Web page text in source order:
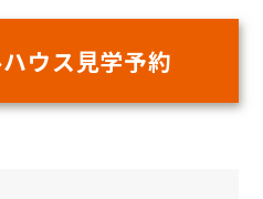
ウス見学予約